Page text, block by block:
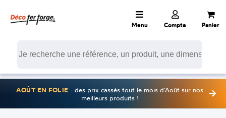
Menu Compte Panier
AOÛT EN FOLIE : des prix cassés tout le mois d'Août sur nos
meilleurs produits !